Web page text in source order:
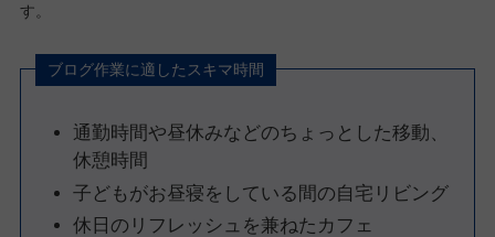
す。
ブログ作業に適したスキマ時間
通勤時間や昼休みなどのちょっとした移動、
休憩時間
子どもがお昼寝をしている間の自宅リビング
休日のリフレッシュを兼ねたカフェ